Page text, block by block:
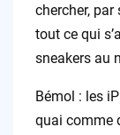
chercher,
tout ce qui
sneakers au
Bémol : les
quai comme